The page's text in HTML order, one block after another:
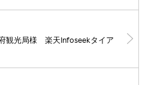
観光局様 楽天Infoseekタイア